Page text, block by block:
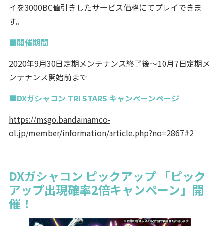
イを3000BC値引きしたサービス価格にてプレイできま
す。
■開催期間
2020年9月30日定期メンテナンス終了後～10月7日定期メ
ンテナンス開始前まで
■DXガシャコン TRI STARS キャンペーンページ
https://msgo.bandainamco-
ol.jp/member/information/article.php?no=2867#2
DXガシャコン ピックアップ 「ピック
アップ出現確率2倍キャンペーン」開
催！